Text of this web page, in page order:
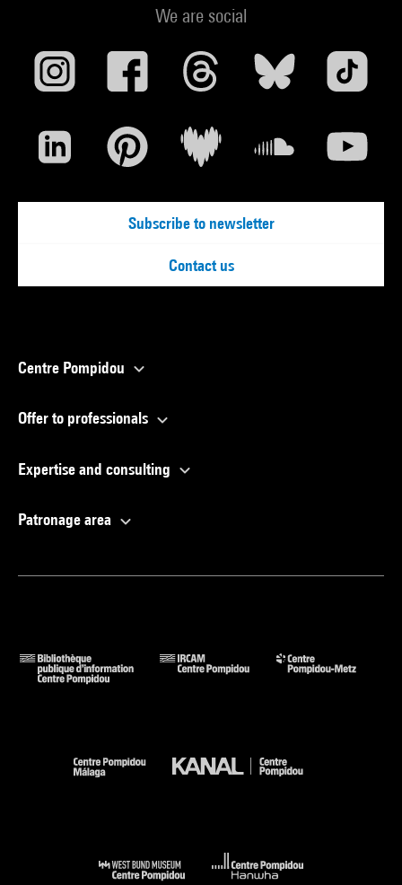
We are social
Subscribe to newsletter
Contact us
Centre Pompidou
Offer to professionals
Expertise and consulting
Patronage area